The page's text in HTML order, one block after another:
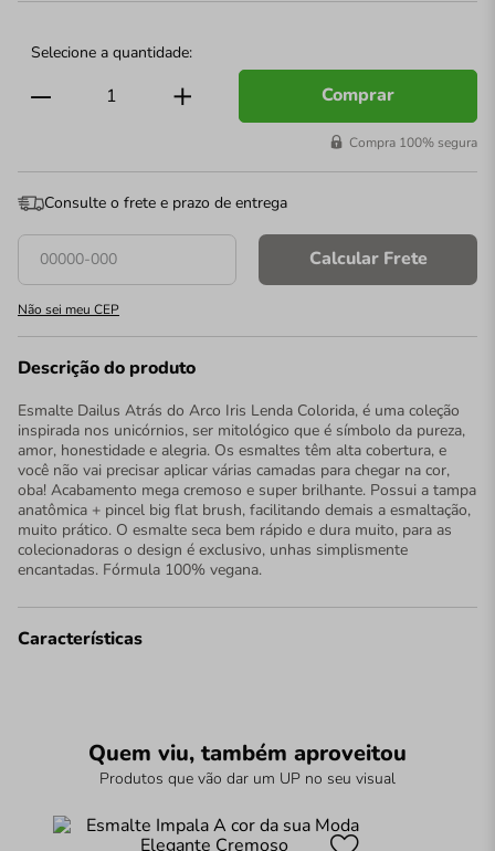
Comprar
Compra 100% segura
Consulte o frete e prazo de entrega
Calcular Frete
Não sei meu CEP
Descrição do produto
Esmalte Dailus Atrás do Arco Iris Lenda Colorida, é uma coleção
inspirada nos unicórnios, ser mitológico que é símbolo da pureza,
amor, honestidade e alegria. Os esmaltes têm alta cobertura, e
você não vai precisar aplicar várias camadas para chegar na cor,
oba! Acabamento mega cremoso e super brilhante. Possui a tampa
anatômica + pincel big flat brush, facilitando demais a esmaltação,
muito prático. O esmalte seca bem rápido e dura muito, para as
colecionadoras o design é exclusivo, unhas simplismente
encantadas. Fórmula 100% vegana.
Características
Quem viu, também aproveitou
Produtos que vão dar um UP no seu visual